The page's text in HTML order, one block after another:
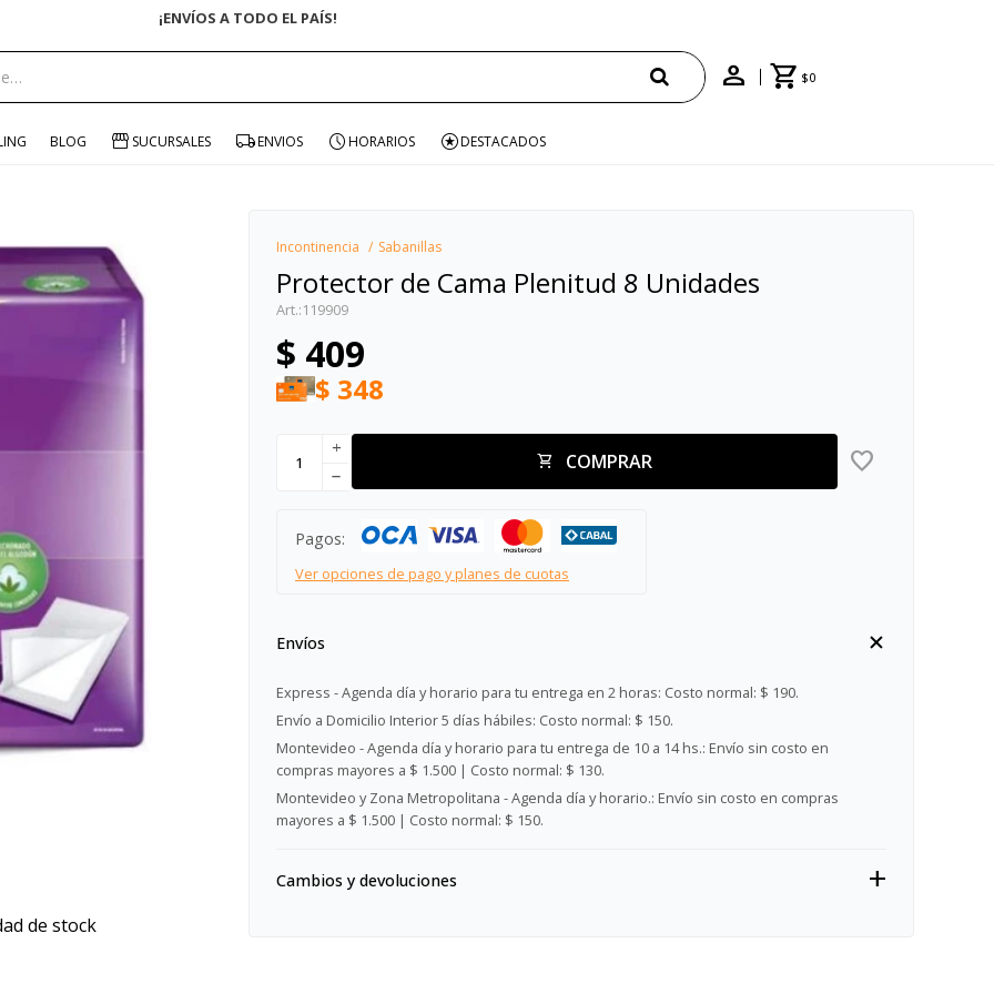
¡ENVÍOS A TODO EL PAÍS!
$0
BLOG SUCURSALES ENVIOS HORARIOS DESTACADOS
de stock
Incontinencia Sabanillas
Protector de Cama Plenitud 8 Unidades
119909
$ 409
$ 348
COMPRAR
add
remove
Pagos:
Ver opciones de pago y planes de cuotas
Envíos
Express - Agenda día y horario para tu entrega en 2 horas: Costo normal: $ 190.
Envío a Domicilio Interior 5 días hábiles: Costo normal: $ 150.
Montevideo - Agenda día y horario para tu entrega de 10 a 14 hs.: Envío sin costo en
compras mayores a $ 1.500 | Costo normal: $ 130.
Montevideo y Zona Metropolitana - Agenda día y horario.: Envío sin costo en compras
mayores a $ 1.500 | Costo normal: $ 150.
Cambios y devoluciones